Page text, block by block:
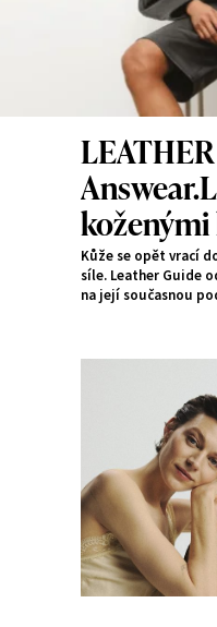
Kůže se opět vrací
síle. Leather Guide
na její současnou